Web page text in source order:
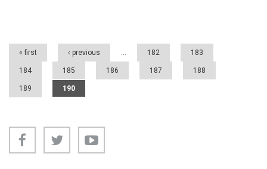
Pages
« first ‹ previous 182 183
184 185 186 187 188
189 190